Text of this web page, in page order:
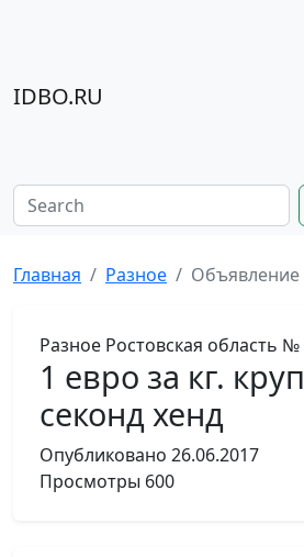
IDBO.RU
Главная Разное
Разное Ростовская область №
1 евро за кг.
секонд хенд
Опубликовано 26.06.2017
Просмотры 600